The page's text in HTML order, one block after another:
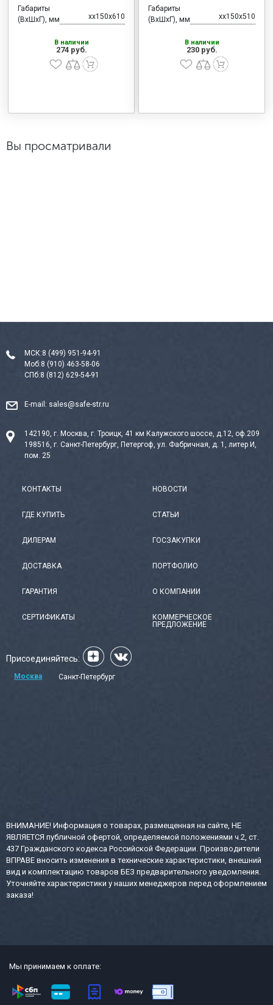
Габариты
(ВхШхГ), мм
хx150x610
В наличии
274 руб.
Габариты
(ВхШхГ), мм
хx150x510
В наличии
230 руб.
Вы просматривали
МСК:8 (499) 951-94-91
Моб:8 (910) 463-58-06
СПб:8 (812) 629-54-91
E-mail: sales@safe-str.ru
142190, г. Москва, г. Троицк, 41 км Калужского шоссе, д.12, оф.209
198516, г. Санкт-Петербург, Петергоф, ул. Фабричная, д. 1, литер И,
пом. 25
КОНТАКТЫ
ГДЕ КУПИТЬ
ДИЛЕРАМ
ДОСТАВКА
ГАРАНТИЯ
СЕРТИФИКАТЫ
НОВОСТИ
СТАТЬИ
ГОСЗАКУПКИ
ПОРТФОЛИО
О КОМПАНИИ
КОММЕРЧЕСКОЕ
ПРЕДЛОЖЕНИЕ
Присоединяйтесь:
Москва Санкт-Петербург
ВНИМАНИЕ! Информация о товарах, размещенная на сайте, НЕ
ЯВЛЯЕТСЯ публичной офертой, определяемой положениями ч.2, ст.
437 Гражданского кодекса Российской Федерации. Производители
ВПРАВЕ вносить изменения в технические характеристики, внешний
вид и комплектацию товаров БЕЗ предварительного уведомления.
Уточняйте характеристики у наших менеджеров перед оформлением
заказа!
Мы принимаем к оплате: